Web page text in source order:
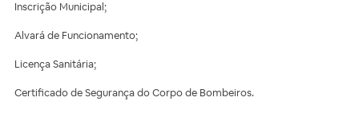
Inscrição Municipal;
Alvará de Funcionamento;
Licença Sanitária;
Certificado de Segurança do Corpo de Bombeiros.